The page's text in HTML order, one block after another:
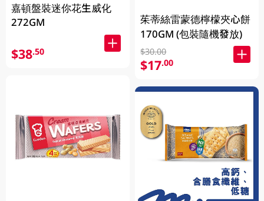
嘉頓盤裝迷你花生威化
272GM
$38.50
茱蒂絲雷蒙德檸檬夾心餅
170GM (包裝隨機發放)
$30.00
$17.00